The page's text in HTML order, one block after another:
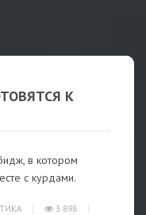
К
в котором
с курдами.
3 898